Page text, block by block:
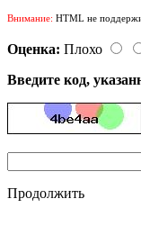
Внимание: HTML не
Оценка: Плохо
Введите код,
Продолжить